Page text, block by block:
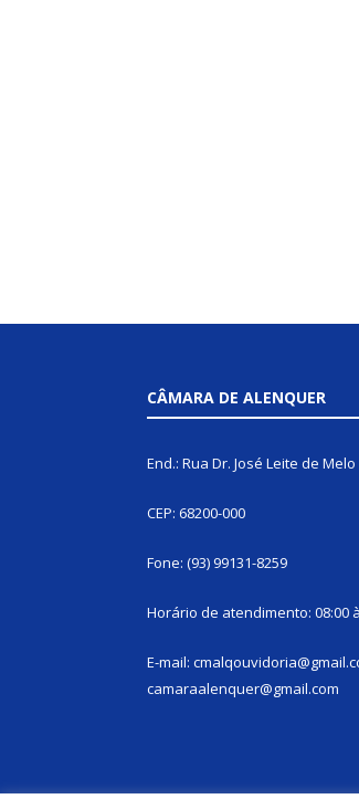
CÂMARA DE ALENQUER
End.: Rua Dr. José Leite de
CEP: 68200-000
Fone: (93) 99131-8259
Horário de atendimento: 08:00
E-mail:
camaraalenquer@gmail.com